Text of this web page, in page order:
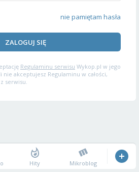
nie pamiętam hasła
ZALOGUJ SIĘ
Regulaminu serwisu Wykop.pl w jego
akceptujesz Regulaminu w całości,
serwisu.
Hity Mikroblog